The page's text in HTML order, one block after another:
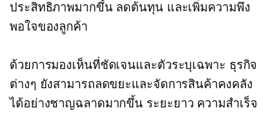
ประสิทธิภาพมากขึ้น ลดต้นทุน และเพิ่มความพึง
พอใจของลูกค้า
ด้วยการมองเห็นที่ชัดเจนและตัวระบุเฉพาะ ธุรกิจ
ต่างๆ ยังสามารถลดขยะและจัดการสินค้าคงคลัง
ได้อย่างชาญฉลาดมากขึ้น ระยะยาว ความสำเร็จ